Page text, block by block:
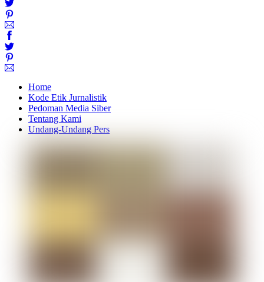
Home
Kode Etik Jurnalistik
Pedoman Media Siber
Tentang Kami
Undang-Undang Pers